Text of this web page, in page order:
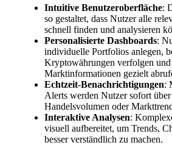
Intuitive Benutzeroberfläche:
so gestaltet, dass Nutzer alle
schnell finden und analysieren
Personalisierte Dashboards:
individuelle Portfolios anlegen,
Kryptowährungen verfolgen und
Marktinformationen gezielt
Echtzeit-Benachrichtigungen:
Alerts werden Nutzer sofort
Handelsvolumen oder
Interaktive Analysen:
visuell aufbereitet, um Trends,
besser verständlich zu machen.